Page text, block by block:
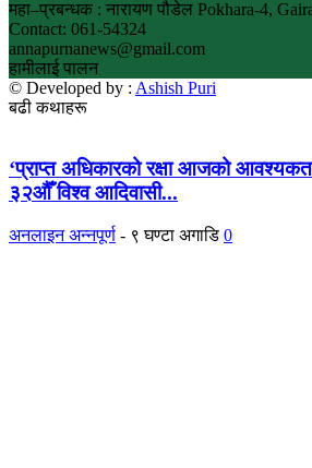
महा–प्रबन्धक : नारायण पौडेल Pokhara-4,
Contact: 061-54324
annapurnanews@gmail.com
हामीलाई पालन
© Developed by : Ashish Puri
बढी कथाहरू
‘प्राप्त अधिकारको रक्षा आजको
३२औँ विश्व आदिवासी...
अनलाइन अन्नपूर्ण - ९ घण्टा अगाडि 0